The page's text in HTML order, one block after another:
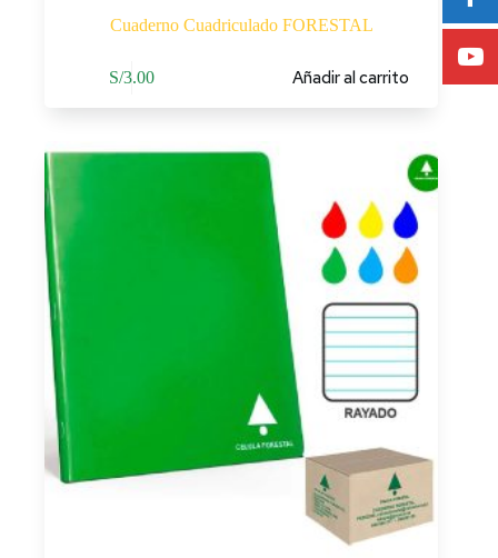
Cuaderno Cuadriculado FORESTAL
S/3.00 Añadir al carrito